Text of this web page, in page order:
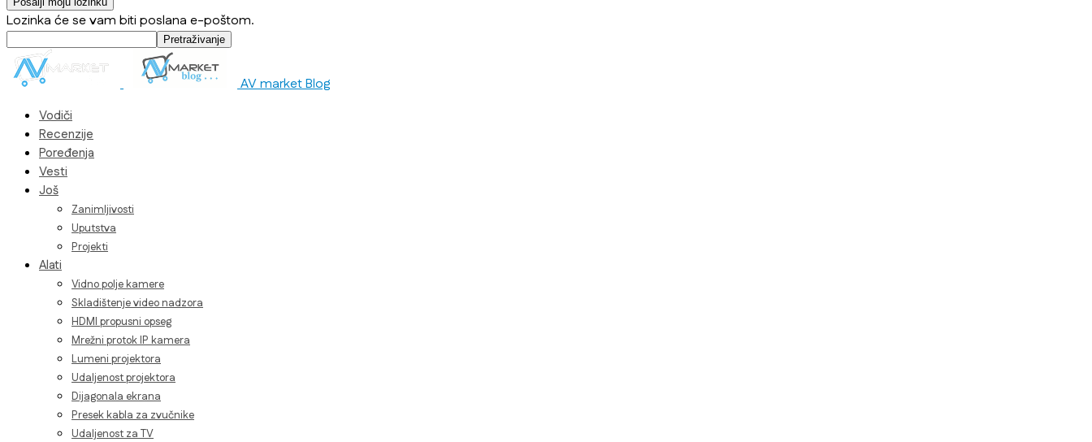
Lozinka će se vam biti poslana e-poštom.
AV market Blog
Vodiči
Recenzije
Poređenja
Vesti
Još
Zanimljivosti
Uputstva
Projekti
Alati
Vidno polje kamere
Skladištenje video nadzora
HDMI propusni opseg
Mrežni protok IP kamera
Lumeni projektora
Udaljenost projektora
Dijagonala ekrana
Presek kabla za zvučnike
Udaljenost za TV